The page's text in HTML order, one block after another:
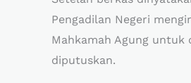
Pengadilan Negeri
Mahkamah Agung untuk
diputuskan.